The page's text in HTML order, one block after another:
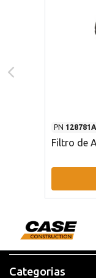
PN
Filtro de
Categorias